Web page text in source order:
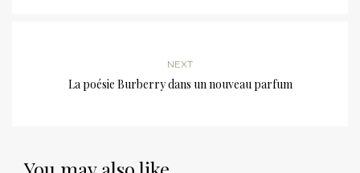
NEXT
La poésie Burberry dans un nouveau parfum